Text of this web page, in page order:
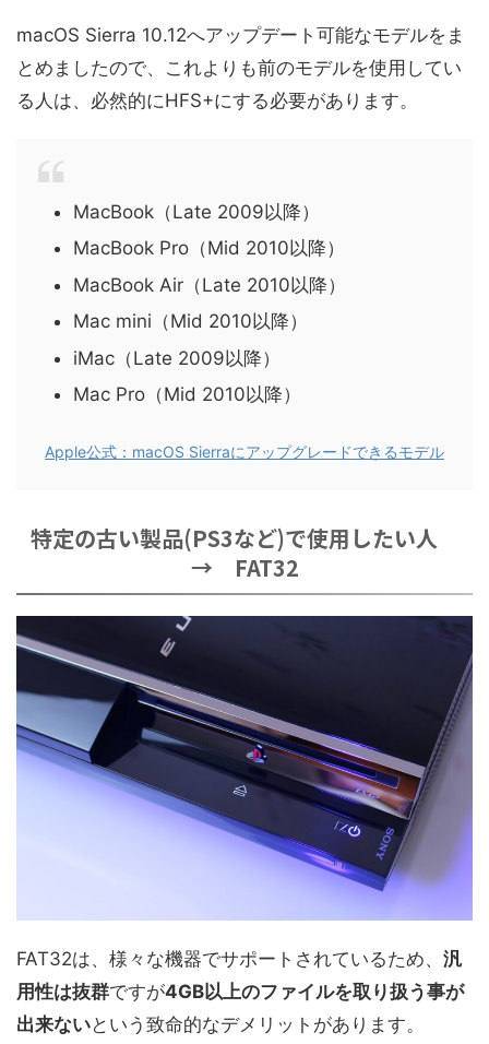
macOS Sierra 10.12へアップデート可能なモデルをま
とめましたので、これよりも前のモデルを使用してい
る人は、必然的にHFS+にする必要があります。
MacBook（Late 2009以降）
MacBook Pro（Mid 2010以降）
MacBook Air（Late 2010以降）
Mac mini（Mid 2010以降）
iMac（Late 2009以降）
Mac Pro（Mid 2010以降）
Apple公式：macOS Sierraにアップグレードできるモデル
特定の古い製品(PS3など)で使用したい人
→ FAT32
FAT32は、様々な機器でサポートされているため、 汎
用性は抜群ですが4GB以上のファイルを取り扱う事が
出来ないという致命的なデメリットがあります。